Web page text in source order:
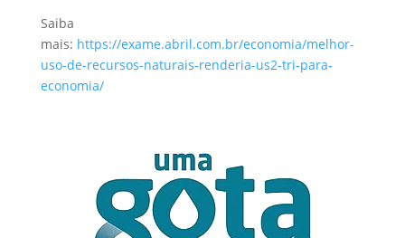
Saiba
mais: https://exame.abril.com.br/economia/melhor-
uso-de-recursos-naturais-renderia-us2-tri-para-
economia/